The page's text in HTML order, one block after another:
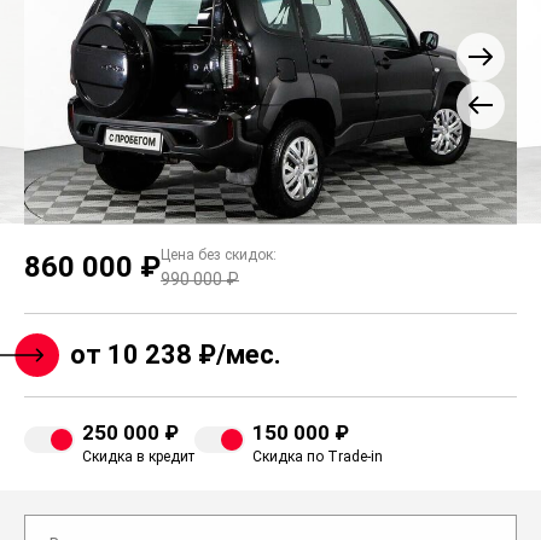
860 000 ₽Цена без скидок:
990 000 ₽
от 10 238 ₽/мес.
250 000 ₽
Скидка в кредит
150 000 ₽
Скидка по Trade-in